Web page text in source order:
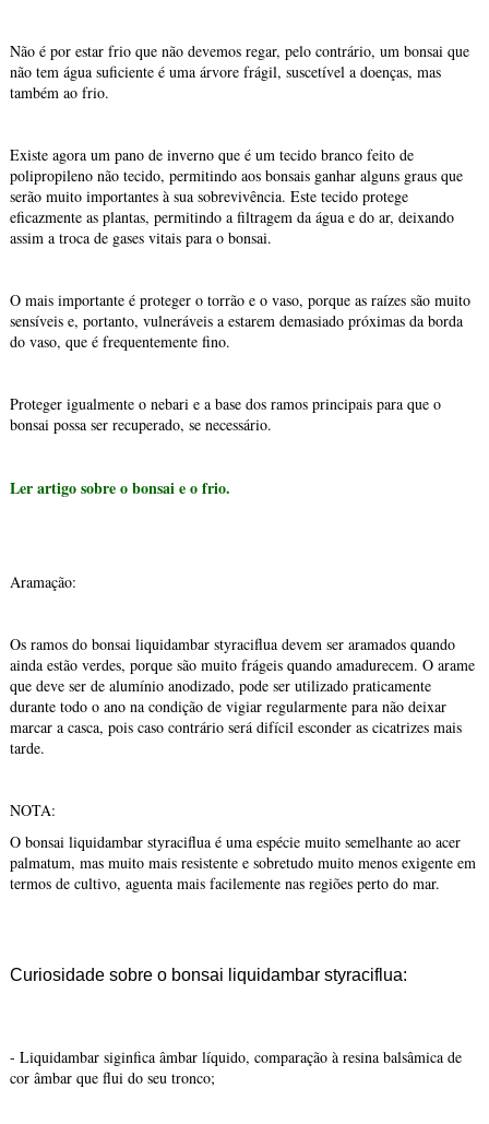
Não é por estar frio que não devemos regar, pelo contrário, um bonsai que
não tem água suficiente é uma árvore frágil, suscetível a doenças, mas
também ao frio.
Existe agora um pano de inverno que é um tecido branco feito de
polipropileno não tecido, permitindo aos bonsais ganhar alguns graus que
serão muito importantes à sua sobrevivência. Este tecido protege
eficazmente as plantas, permitindo a filtragem da água e do ar, deixando
assim a troca de gases vitais para o bonsai.
O mais importante é proteger o torrão e o vaso, porque as raízes são muito
sensíveis e, portanto, vulneráveis a estarem demasiado próximas da borda
do vaso, que é frequentemente fino.
Proteger igualmente o nebari e a base dos ramos principais para que o
bonsai possa ser recuperado, se necessário.
Ler artigo sobre o bonsai e o frio.
Aramação:
Os ramos do bonsai liquidambar styraciflua devem ser aramados quando
ainda estão verdes, porque são muito frágeis quando amadurecem. O arame
que deve ser de alumínio anodizado, pode ser utilizado praticamente
durante todo o ano na condição de vigiar regularmente para não deixar
marcar a casca, pois caso contrário será difícil esconder as cicatrizes mais
tarde.
NOTA:
O bonsai liquidambar styraciflua é uma espécie muito semelhante ao acer
palmatum, mas muito mais resistente e sobretudo muito menos exigente em
termos de cultivo, aguenta mais facilemente nas regiões perto do mar.
Curiosidade sobre o bonsai liquidambar styraciflua:
- Liquidambar siginfica âmbar líquido, comparação à resina balsâmica de
cor âmbar que flui do seu tronco;